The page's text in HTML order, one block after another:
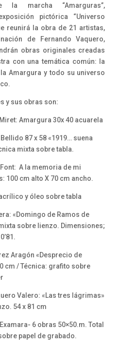
la marcha “Amarguras”,
pictórica “Universo
reunirá la obra de 21 artistas,
de Fernando Vaquero,
obras originales creadas
con una temática común: la
Amargura y todo su universo
y sus obras son:
Amargura 30x 40 acuarela
87 x 58 «1919… suena
mixta sobre tabla.
A la memoria de mi
100 cm alto X 70 cm ancho.
y óleo sobre tabla
«Domingo de Ramos de
sobre lienzo. Dimensiones;
Aragón «Desprecio de
cm / Técnica: grafito sobre
Valero: «Las tres lágrimas»
54 x 81 cm
6 obras 50×50.m. Total
papel de grabado.